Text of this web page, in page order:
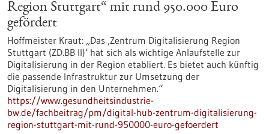
Region Stuttgart“ mit rund 950.000 Euro
gefördert
Hoffmeister Kraut: „Das ‚Zentrum Digitalisierung Region
Stuttgart (ZD.BB II)‘ hat sich als wichtige Anlaufstelle zur
Digitalisierung in der Region etabliert. Es bietet auch künftig
die passende Infrastruktur zur Umsetzung der
Digitalisierung in den Unternehmen.“
https://www.gesundheitsindustrie-
bw.de/fachbeitrag/pm/digital-hub-zentrum-digitalisierung-
region-stuttgart-mit-rund-950000-euro-gefoerdert